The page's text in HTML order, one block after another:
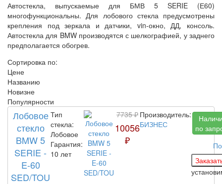
Автостекла, выпускаемые для БМВ 5 SERIE (Е60)
многофункциональны. Для лобового стекла предусмотрены
крепления под зеркала и датчики, vin-окно, ДД, консоль.
Автостекла для BMW производятся с шелкографией, у заднего
предполагается обогрев.
Сортировка по:
Цене
Названию
Новизне
Популярности
Лобовое
стекло
BMW 5
SERIE -
E-60
SED/TOU
Тип
стекла:
Лобовое
Гарантия:
10 лет
7735 ₽
10056
₽
Производитель:
БИЗНЕС
по